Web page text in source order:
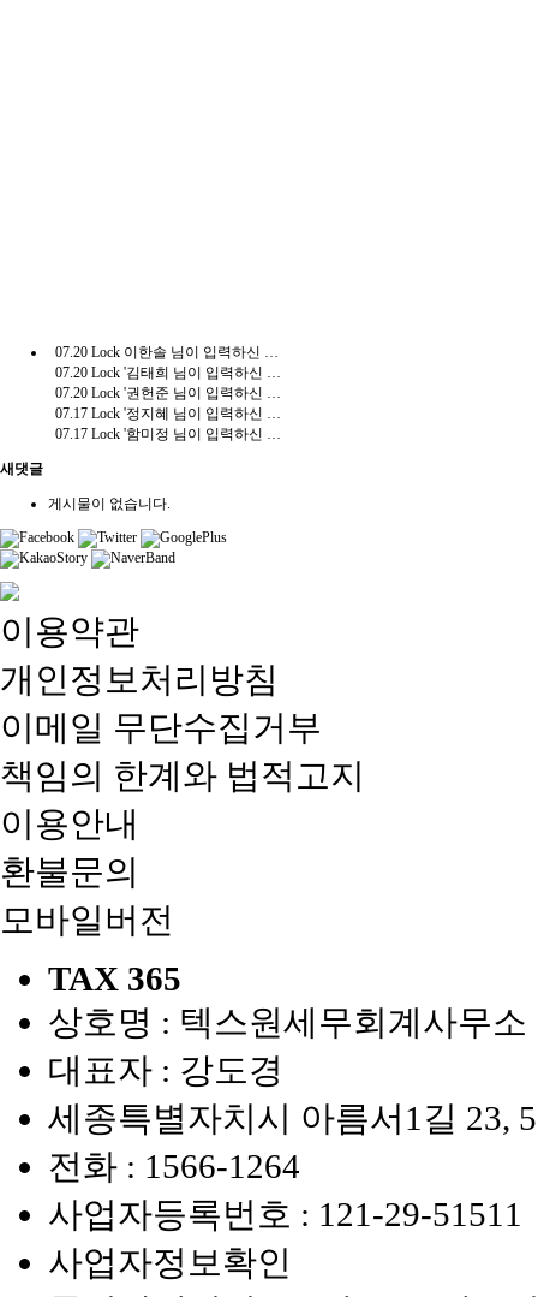
07.20 Lock 이한솔 님이 입력하신 내용입니다.(부가세 신고)
07.20 Lock '김태희 님이 입력하신 내용입니다.(수수료결제)'
07.20 Lock '권헌준 님이 입력하신 내용입니다.(수수료결제)'
07.17 Lock '정지혜 님이 입력하신 내용입니다.(수수료결제)'
07.17 Lock '함미정 님이 입력하신 내용입니다.(수수료결제)'
새댓글
게시물이 없습니다.
이용약관
개인정보처리방침
이메일 무단수집거부
책임의 한계와 법적고지
이용안내
환불문의
모바일버전
TAX 365
상호명 : 텍스원세무회계사무소
대표자 : 강도경
세종특별자치시 아름서1길 23,
전화 : 1566-1264
사업자등록번호 : 121-29-51511
사업자정보확인